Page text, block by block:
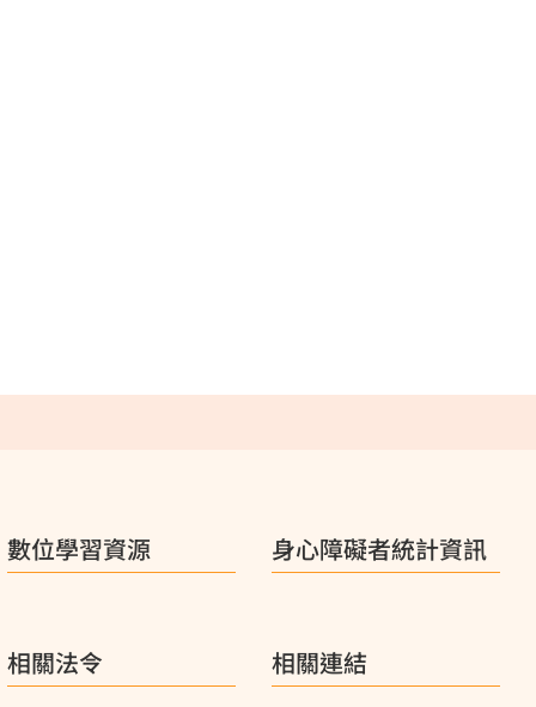
數位學習資源 身心障礙者統計資訊
相關法令 相關連結